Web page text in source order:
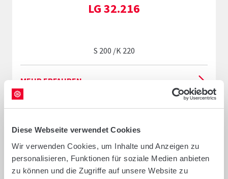
Diese Webseite verwendet Cookies
Wir verwenden Cookies, um Inhalte und Anzeigen zu
personalisieren, Funktionen für soziale Medien anbieten
zu können und die Zugriffe auf unsere Website zu
LG 32.216
S 200 /K 220
MEHR ERFAHREN